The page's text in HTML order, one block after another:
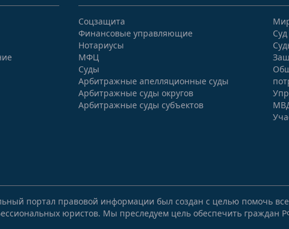
Соцзащита
Финансовые управляющие
Нотариусы
МФЦ
Суды
Арбитражные апелляционные суды
Арбитражные суды округов
Арбитражные суды субъектов
портал правовой информации был создан с целью помочь
юристов. Мы преследуем цель обеспечить граждан